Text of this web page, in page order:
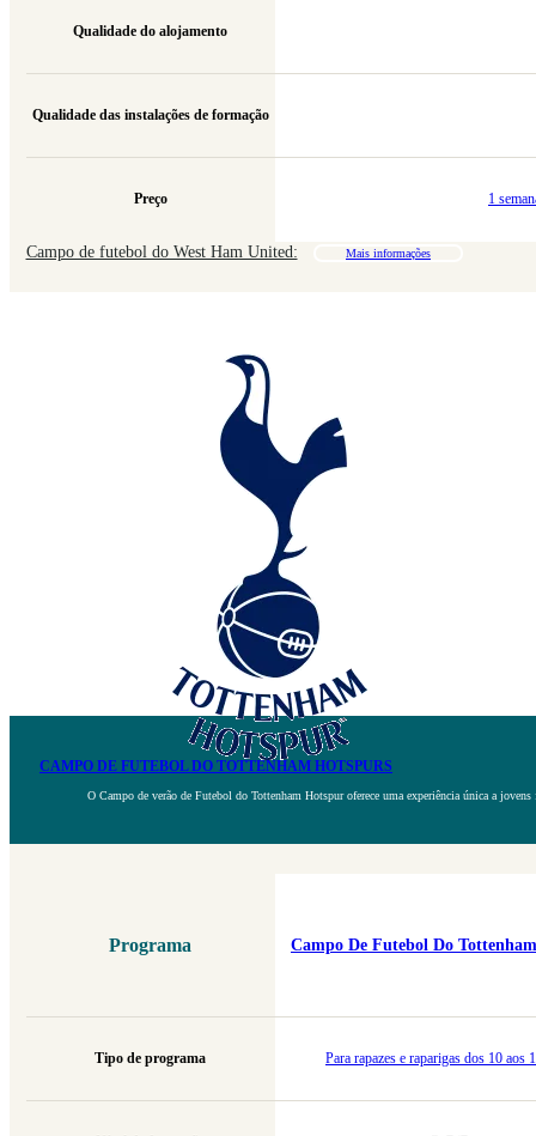
Qualidade do alojamento
Qualidade das instalações de formação
Preço 1
Campo de futebol do West Ham United: Mais informações
CAMPO DE FUTEBOL DO TOTTENHAM HOTSPURS
O Campo de verão de Futebol do Tottenham Hotspur oferece uma experiência única a
Programa
Tipo de programa
Campo De Futebol Do
Para rapazes e raparigas dos 10 aos